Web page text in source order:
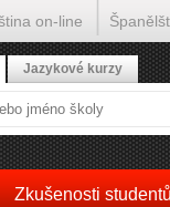
Zkušenosti studentů
Jazykové kurzy
on-line